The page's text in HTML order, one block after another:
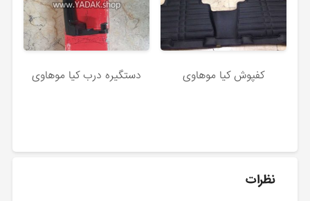
کفپوش کیا موهاوی دستگیره درب کیا موهاوی
نظرات